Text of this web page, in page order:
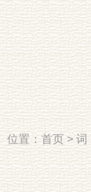
位置：首页>词